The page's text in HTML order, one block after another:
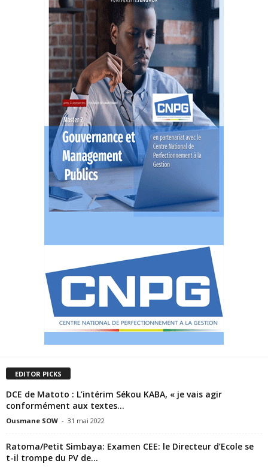
EDITOR PICKS
DCE de Matoto : L’intérim Sékou KABA, « je vais agir
conformément aux textes...
Ousmane SOW - 31 mai 2022
Ratoma/Petit Simbaya: Examen CEE: le Directeur d’Ecole se
t-il trompe du PV de...